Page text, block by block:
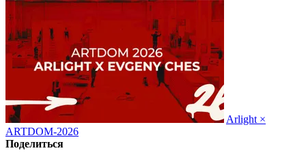
Arlight ×
ARTDOM-2026
Поделиться